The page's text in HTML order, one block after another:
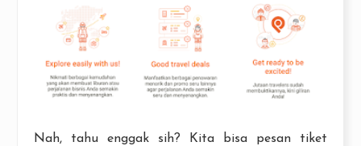
Nah, tahu enggak sih? Kita bisa pesan tiket